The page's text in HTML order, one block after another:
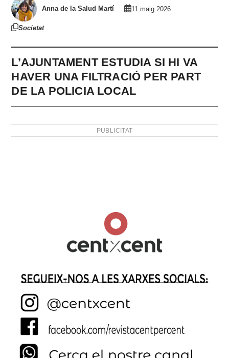
Anna de la Salud Martí 11 maig 2026
Societat
L’AJUNTAMENT ESTUDIA SI HI VA
HAVER UNA FILTRACIÓ PER PART
DE LA POLICIA LOCAL
PUBLICITAT